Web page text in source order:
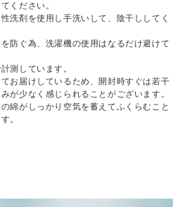
ください。
洗剤を使用し手洗いして、陰干ししてく
防ぐ為、洗濯機の使用はなるだけ避けて
測しています。
お届けしているため、開封時すぐは若干
が少なく感じられることがございます。
綿がしっかり空気を蓄えてふくらむこと
。